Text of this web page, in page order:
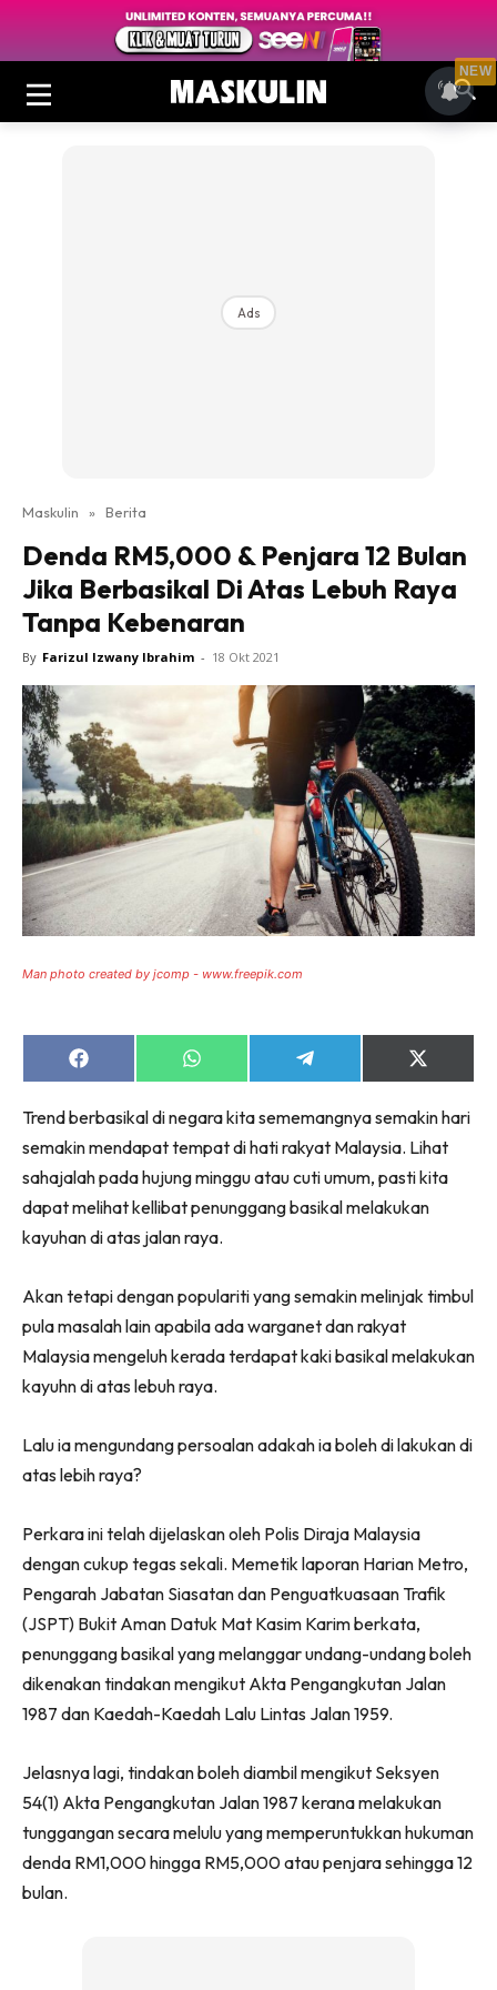
Ads
Maskulin » Berita
Denda RM5,000 & Penjara 12 Bulan
Jika Berbasikal Di Atas Lebuh Raya
Tanpa Kebenaran
By Farizul Izwany Ibrahim - 18 Okt 2021
Man photo created by jcomp - www.freepik.com
Share
on
Share
on
Share
on
Share
on
(Twitter)
Trend berbasikal di negara kita sememangnya semakin hari
semakin mendapat tempat di hati rakyat Malaysia. Lihat
sahajalah pada hujung minggu atau cuti umum, pasti kita
dapat melihat kellibat penunggang basikal melakukan
kayuhan di atas jalan raya.
Akan tetapi dengan populariti yang semakin melinjak timbul
pula masalah lain apabila ada warganet dan rakyat
Malaysia mengeluh kerada terdapat kaki basikal melakukan
kayuhn di atas lebuh raya.
Lalu ia mengundang persoalan adakah ia boleh di lakukan di
atas lebih raya?
Perkara ini telah dijelaskan oleh Polis Diraja Malaysia
dengan cukup tegas sekali. Memetik laporan Harian Metro,
Pengarah Jabatan Siasatan dan Penguatkuasaan Trafik
(JSPT) Bukit Aman Datuk Mat Kasim Karim berkata,
penunggang basikal yang melanggar undang-undang boleh
dikenakan tindakan mengikut Akta Pengangkutan Jalan
1987 dan Kaedah-Kaedah Lalu Lintas Jalan 1959.
Jelasnya lagi, tindakan boleh diambil mengikut Seksyen
54(1) Akta Pengangkutan Jalan 1987 kerana melakukan
tunggangan secara melulu yang memperuntukkan hukuman
denda RM1,000 hingga RM5,000 atau penjara sehingga 12
bulan.
NEW